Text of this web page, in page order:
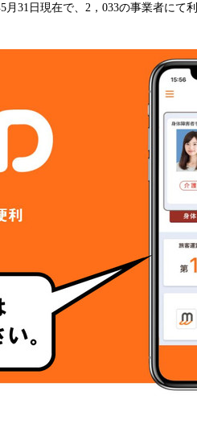
31日現在で、2，033の事業者にて